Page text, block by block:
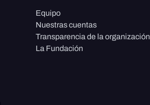
Equipo
Nuestras cuentas
Transparencia de la organización
La Fundación